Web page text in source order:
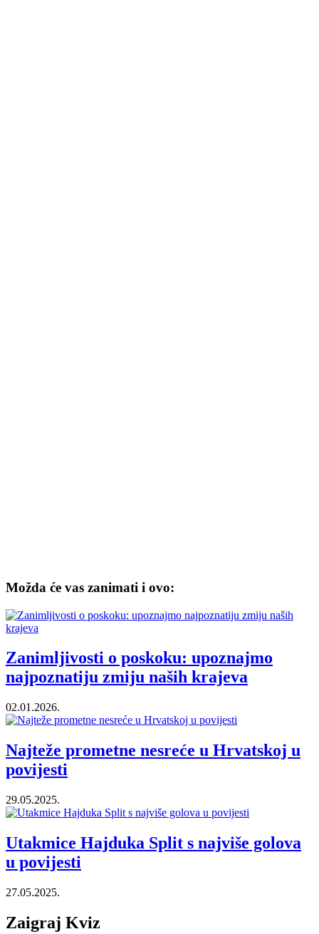
Možda će vas zanimati i ovo:
Zanimljivosti o poskoku: upoznajmo
najpoznatiju zmiju naših krajeva
02.01.2026.
Najteže prometne nesreće u Hrvatskoj u
povijesti
29.05.2025.
Utakmice Hajduka Split s najviše golova
u povijesti
27.05.2025.
Zaigraj Kviz